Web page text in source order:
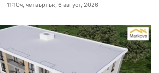
11:10ч, четвъртък, 6 август, 2026